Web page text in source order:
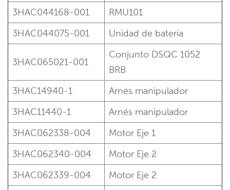
3HAC044168-001
RMU101
3HAC044075-001
Unidad de batería
3HAC065021-001
Conjunto DSQC 1052
BRB
3HAC14940-1
Arnés manipulador
3HAC11440-1
Arnés manipulador
3HAC062338-004
Motor Eje 1
3HAC062340-004
Motor Eje 2
3HAC062339-004
Motor Eje 2